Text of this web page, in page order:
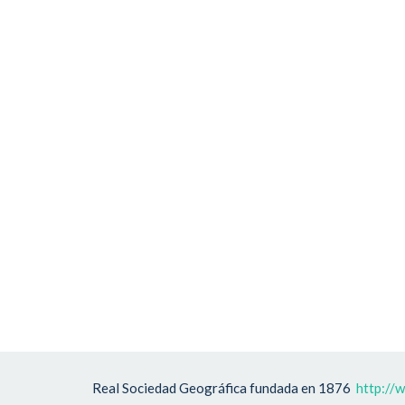
Real Sociedad Geográfica fundada en 1876 http://